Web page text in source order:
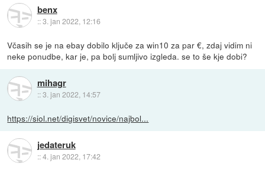
benx
::3. jan 2022, 12:16
Včasih se je na ebay dobilo ključe za win10 za par €, zdaj vidim ni
neke ponudbe, kar je, pa bolj sumljivo izgleda. se to še kje dobi?
mihagr
::3. jan 2022, 14:57
https://siol.net/digisvet/novice/najbol...
jedateruk
::4. jan 2022, 17:42